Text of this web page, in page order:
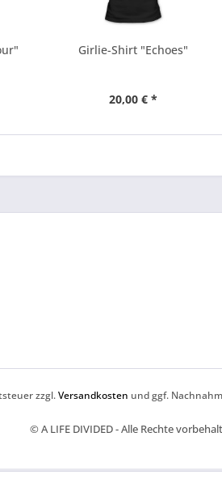
Girlie-Shirt "Echoes"
20,00 € *
zzgl.Versandkosten und ggf.
© A LIFE DIVIDED - Alle Rechte